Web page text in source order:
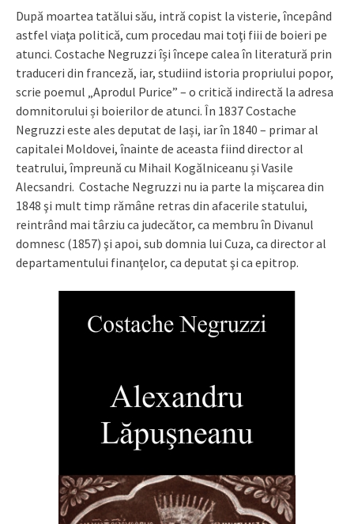
După moartea tatălui său, intră copist la visterie, începând
astfel viaţa politică, cum procedau mai toţi fiii de boieri pe
atunci. Costache Negruzzi își începe calea în literatură prin
traduceri din franceză, iar, studiind istoria propriului popor,
scrie poemul „Aprodul Purice” – o critică indirectă la adresa
domnitorului și boierilor de atunci. În 1837 Costache
Negruzzi este ales deputat de Iași, iar în 1840 – primar al
capitalei Moldovei, înainte de aceasta fiind director al
teatrului, împreună cu Mihail Kogălniceanu și Vasile
Alecsandri. Costache Negruzzi nu ia parte la mişcarea din
1848 şi mult timp rămâne retras din afacerile statului,
reintrând mai târziu ca judecător, ca membru în Divanul
domnesc (1857) şi apoi, sub domnia lui Cuza, ca director al
departamentului finanţelor, ca deputat şi ca epitrop.